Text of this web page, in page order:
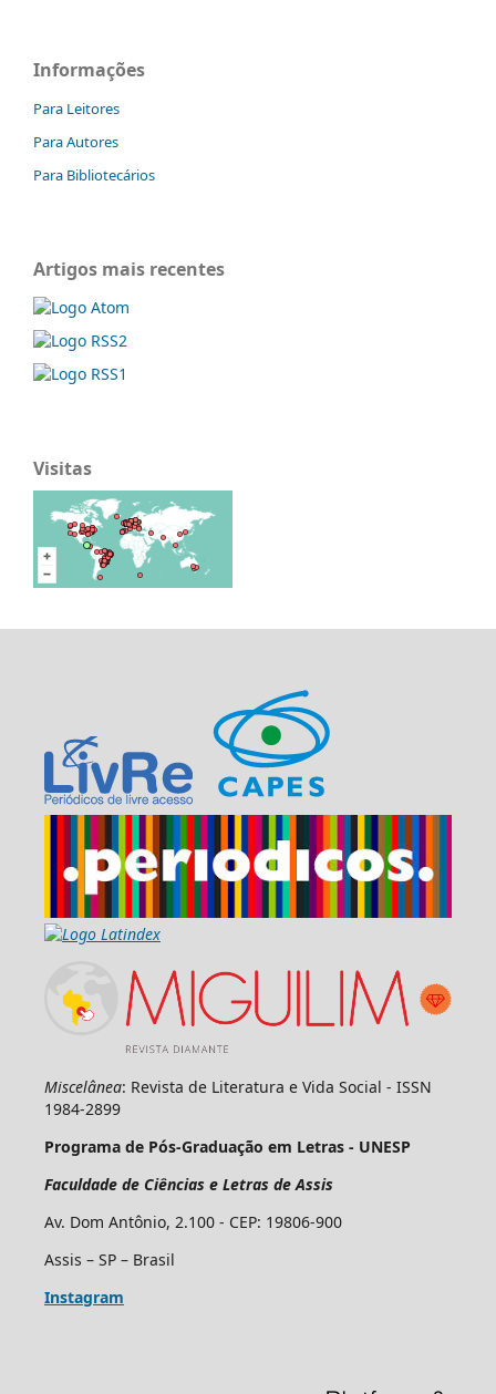
Informações
Para Leitores
Para Autores
Para Bibliotecários
Artigos mais recentes
Visitas
Miscelânea: Revista de Literatura e Vida Social - ISSN
1984-2899
Programa de Pós-Graduação em Letras - UNESP
Faculdade de Ciências e Letras de Assis
Av. Dom Antônio, 2.100 - CEP: 19806-900
Assis – SP – Brasil
Instagram